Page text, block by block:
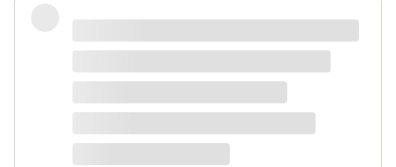
Fotel piękny, wygodny, polecam.
Dorota
ciemno zielony Velvet